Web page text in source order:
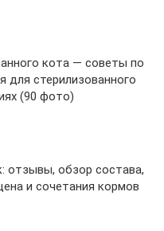
кота — советы по
для стерилизованного
(90 фото)
отзывы, обзор состава,
и сочетания кормов